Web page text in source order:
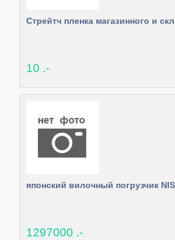
Стрейтч пленка магазинного и
10 .-
японский вилочный погрузчик
1297000 .-